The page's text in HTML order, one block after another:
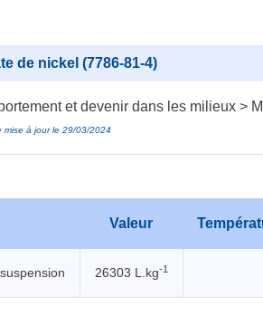
de nickel (7786-81-4)
et devenir dans les milieux >
mise à jour le 29/03/2024
Valeur
26303 L.kg-1